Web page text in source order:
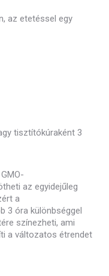
az etetéssel egy
tisztítókúraként 3
az egyidejűleg
a
3 óra különbséggel
színezheti, ami
a változatos étrendet